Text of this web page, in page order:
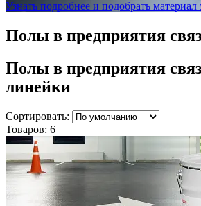
Узнать подробнее и подобрать материал
Полы в предприятия
Полы в предприятия
линейки
Сортировать:
Товаров: 6